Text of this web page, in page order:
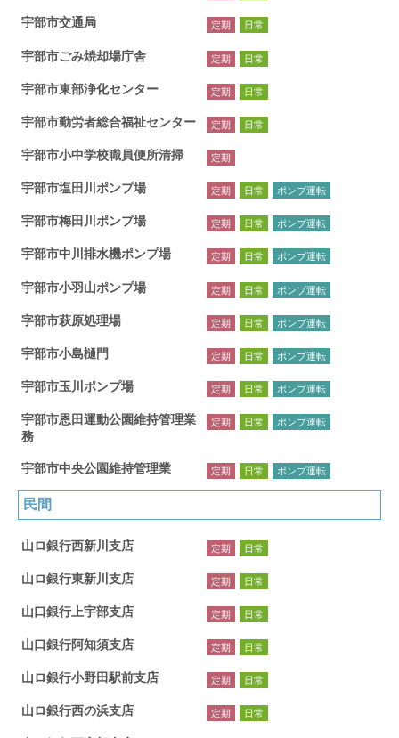
宇部市交通局 定期 日常
宇部市ごみ焼却場庁舎 定期 日常
宇部市東部浄化センター 定期 日常
宇部市勤労者総合福祉センター 定期 日常
宇部市小中学校職員便所清掃 定期
宇部市塩田川ポンプ場 定期 日常 ポンプ運転
宇部市梅田川ポンプ場 定期 日常 ポンプ運転
宇部市中川排水機ポンプ場 定期 日常 ポンプ運転
宇部市小羽山ポンプ場 定期 日常 ポンプ運転
字部市萩原処理場 定期 日常 ポンプ運転
宇部市小島樋門 定期 日常 ポンプ運転
宇部市玉川ポンプ場 定期 日常 ポンプ運転
宇部市恩田運動公園維持管理業
務
定期 日常 ポンプ運転
宇部市中央公園維持管理業 定期 日常 ポンプ運転
民間
山ロ銀行西新川支店 定期 日常
山ロ銀行東新川支店 定期 日常
山口銀行上宇部支店 定期 日常
山口銀行阿知須支店 定期 日常
山ロ銀行小野田駅前支店 定期 日常
山ロ銀行西の浜支店 定期 日常